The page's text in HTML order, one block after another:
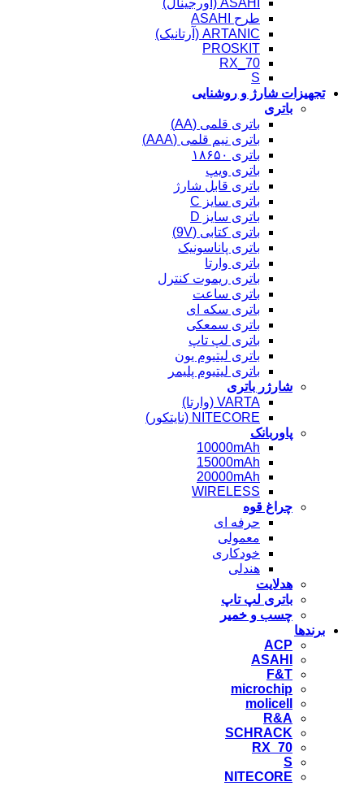
طرح ASAHI
ARTANIC (آرتانیک)
PROSKIT
RX_70
S
تجهیزات شارژ و روشنایی
باتری
باتری قلمی (AA)
باتری نیم قلمی (AAA)
باتری ۱۸۶۵۰
باتری ویپ
باتری قابل شارژ
باتری سایز C
باتری سایز D
باتری کتابی (9V)
باتری پاناسونیک
باتری وارتا
باتری ریموت کنترل
باتری ساعت
باتری سکه ای
باتری سمعکی
باتری لپ تاپ
باتری لیتیوم یون
باتری لیتیوم پلیمر
شارژر باتری
VARTA (وارتا)
NITECORE (نایتکور)
پاوربانک
10000mAh
15000mAh
20000mAh
WIRELESS
چراغ قوه
حرفه ای
معمولی
خودکاری
هندلی
هدلایت
باتری لپ تاپ
چسب و خمیر
برندها
ACP
ASAHI
F&T
microchip
molicell
R&A
SCHRACK
RX_70
S
NITECORE